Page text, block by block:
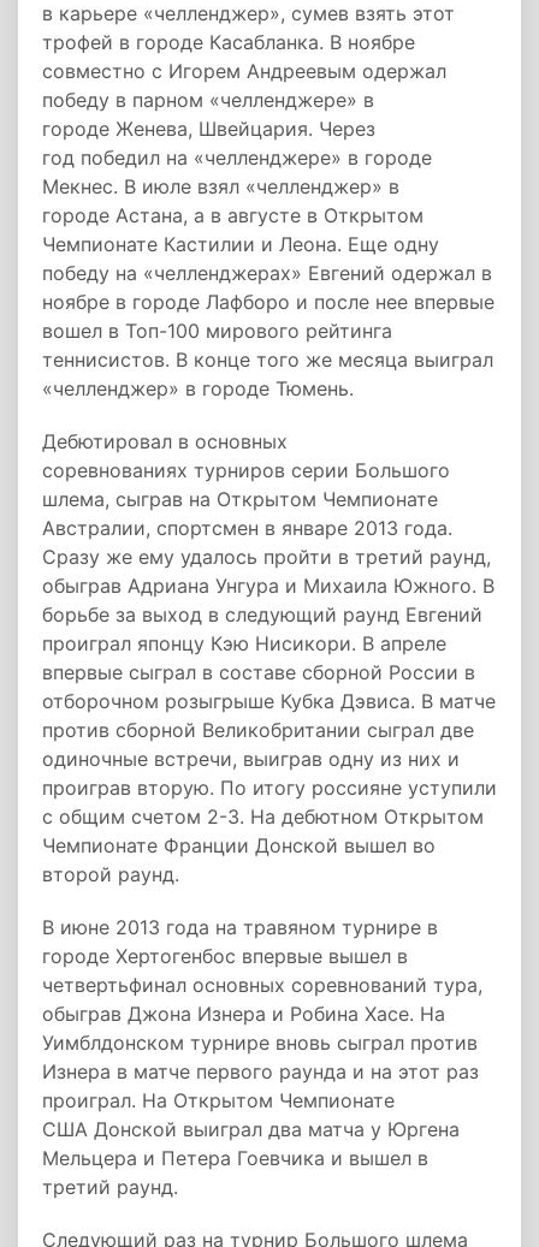
в карьере «челленджер», сумев взять этот
трофей в городе Касабланка. В ноябре
совместно с Игорем Андреевым одержал
победу в парном «челленджере» в
городе Женева, Швейцария. Через
год победил на «челленджере» в городе
Мекнес. В июле взял «челленджер» в
городе Астана, а в августе в Открытом
Чемпионате Кастилии и Леона. Еще одну
победу на «челленджерах» Евгений одержал в
ноябре в городе Лафборо и после нее впервые
вошел в Топ-100 мирового рейтинга
теннисистов. В конце того же месяца выиграл
«челленджер» в городе Тюмень.
Дебютировал в основных
соревнованиях турниров серии Большого
шлема, сыграв на Открытом Чемпионате
Австралии, спортсмен в январе 2013 года.
Сразу же ему удалось пройти в третий раунд,
обыграв Адриана Унгура и Михаила Южного. В
борьбе за выход в следующий раунд Евгений
проиграл японцу Кэю Нисикори. В апреле
впервые сыграл в составе сборной России в
отборочном розыгрыше Кубка Дэвиса. В матче
против сборной Великобритании сыграл две
одиночные встречи, выиграв одну из них и
проиграв вторую. По итогу россияне уступили
с общим счетом 2-3. На дебютном Открытом
Чемпионате Франции Донской вышел во
второй раунд.
В июне 2013 года на травяном турнире в
городе Хертогенбос впервые вышел в
четвертьфинал основных соревнований тура,
обыграв Джона Изнера и Робина Хасе. На
Уимблдонском турнире вновь сыграл против
Изнера в матче первого раунда и на этот раз
проиграл. На Открытом Чемпионате
США Донской выиграл два матча у Юргена
Мельцера и Петера Гоевчика и вышел в
третий раунд.
Следующий раз на турнир Большого шлема